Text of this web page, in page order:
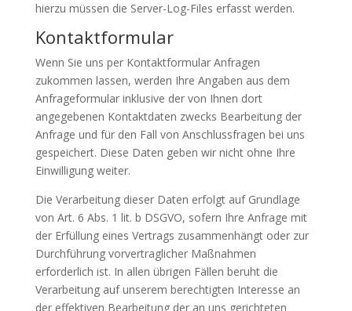
hierzu müssen die Server-Log-Files erfasst werden.
Kontaktformular
Wenn Sie uns per Kontaktformular Anfragen
zukommen lassen, werden Ihre Angaben aus dem
Anfrageformular inklusive der von Ihnen dort
angegebenen Kontaktdaten zwecks Bearbeitung der
Anfrage und für den Fall von Anschlussfragen bei uns
gespeichert. Diese Daten geben wir nicht ohne Ihre
Einwilligung weiter.
Die Verarbeitung dieser Daten erfolgt auf Grundlage
von Art. 6 Abs. 1 lit. b DSGVO, sofern Ihre Anfrage mit
der Erfüllung eines Vertrags zusammenhängt oder zur
Durchführung vorvertraglicher Maßnahmen
erforderlich ist. In allen übrigen Fällen beruht die
Verarbeitung auf unserem berechtigten Interesse an
der effektiven Bearbeitung der an uns gerichteten